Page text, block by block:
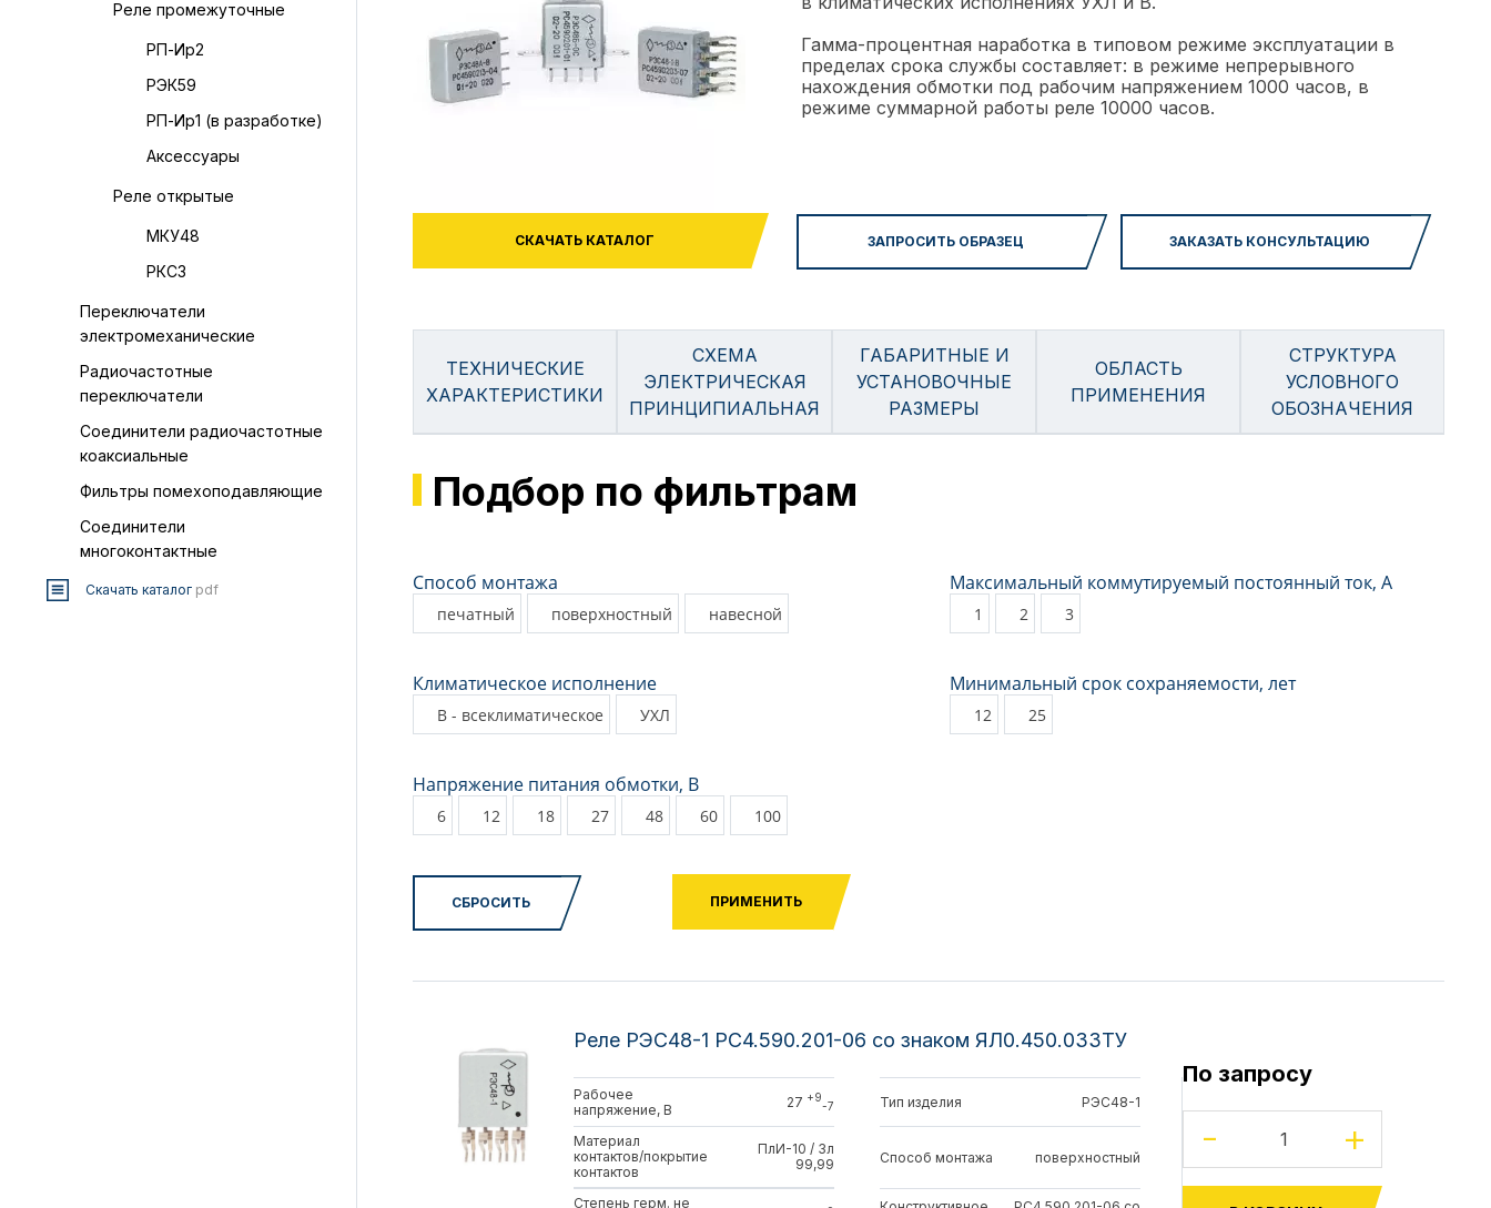
Реле промежуточные
РП-Ир2
РЭК59
РП-Ир1 (в разработке)
Аксессуары
Реле открытые
МКУ48
РКС3
Переключатели
электромеханические
Радиочастотные
переключатели
Соединители радиочастотные
коаксиальные
Фильтры помехоподавляющие
Соединители
многоконтактные
Скачать каталог pdf
Гамма-процентная наработка в типовом режиме эксплуатации в
пределах срока службы составляет: в режиме непрерывного
нахождения обмотки под рабочим напряжением 1000 часов, в
режиме суммарной работы реле 10000 часов.
СКАЧАТЬ КАТАЛОГ ЗАПРОСИТЬ ОБРАЗЕЦ ЗАКАЗАТЬ КОНСУЛЬТАЦИЮ
ТЕХНИЧЕСКИЕ
ХАРАКТЕРИСТИКИ
СХЕМА
ЭЛЕКТРИЧЕСКАЯ
ПРИНЦИПИАЛЬНАЯ
ГАБАРИТНЫЕ И
УСТАНОВОЧНЫЕ
РАЗМЕРЫ
ОБЛАСТЬ
ПРИМЕНЕНИЯ
СТРУКТУРА
УСЛОВНОГО
ОБОЗНАЧЕНИЯ
Подбор по фильтрам
Способ монтажа
печатный поверхностный навесной
Максимальный коммутируемый постоянный ток, А
1 2 3
Климатическое исполнение
В - всеклиматическое УХЛ
Минимальный срок сохраняемости, лет
12 25
Напряжение питания обмотки, В
6 12 18 27 48 60 100
СБРОСИТЬ ПРИМЕНИТЬ
Реле РЭС48-1 РС4.590.201-06 со знаком ЯЛ0.450.033ТУ
Рабочее
напряжение, В
27 +9
-7 Тип изделия РЭС48-1
Материал
контактов/покрытие
контактов
ПлИ-10 / Зл
99,99
Способ монтажа поверхностный
Степень герм. не
По запросу
- +